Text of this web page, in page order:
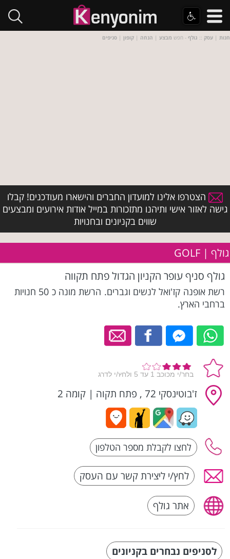
חנות | עסק :: גולף - חפש מבצע | הנחה | קופון | סניפים
הצטרפו אלינו למועדון החברים והישארו מעודכנים! קבלו
גישה לאזור אישי ותיהנו מתזכורות במייל אודות אירועים ומבצעים
שווים בקניונים ובחנויות
גולף | GOLF
גולף סניף עופר הקניון הגדול פתח תקווה
רשת אופנה קז'ואל לנשים וגברים. הרשת מונה כ 50 חנויות
ברחבי הארץ.
ז'בוטינסקי 72 , פתח תקוה | קומה 2
לחץ/י ליצירת קשר עם העסק
אתר גולף
לסניפים נבחרים בקניונים